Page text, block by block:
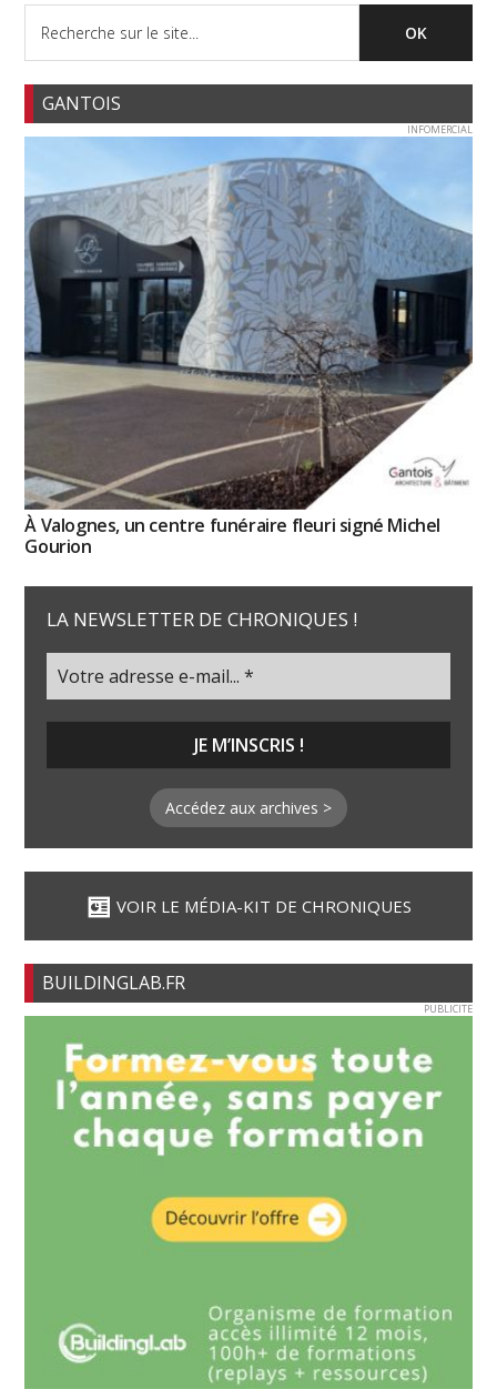
GANTOIS
INFOMERCIAL
À Valognes, un centre funéraire fleuri signé Michel
Gourion
LA NEWSLETTER DE CHRONIQUES !
Accédez aux archives >
VOIR LE MÉDIA-KIT DE CHRONIQUES
BUILDINGLAB.FR
PUBLICITE